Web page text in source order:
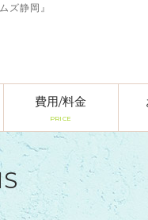
ズ静岡』
費用/料金
PRICE